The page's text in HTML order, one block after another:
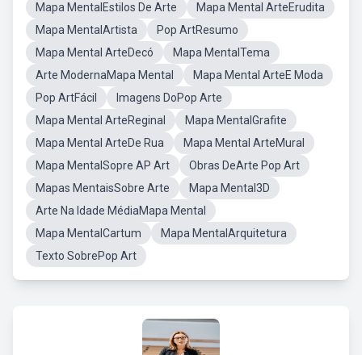
Mapa MentalEstilos De Arte
Mapa Mental ArteErudita
Mapa MentalArtista
Pop ArtResumo
Mapa Mental ArteDecó
Mapa MentalTema
Arte ModernaMapa Mental
Mapa Mental ArteE Moda
Pop ArtFácil
Imagens DoPop Arte
Mapa Mental ArteReginal
Mapa MentalGrafite
Mapa Mental ArteDe Rua
Mapa Mental ArteMural
Mapa MentalSopre AP Art
Obras DeArte Pop Art
Mapas MentaisSobre Arte
Mapa Mental3D
Arte Na Idade MédiaMapa Mental
Mapa MentalCartum
Mapa MentalArquitetura
Texto SobrePop Art